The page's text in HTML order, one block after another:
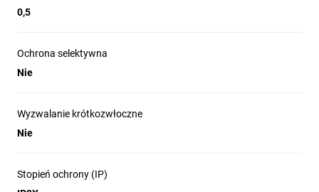
0,5
Ochrona selektywna
Nie
Wyzwalanie krótkozwłoczne
Nie
Stopień ochrony (IP)